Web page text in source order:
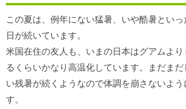
この夏は、例年にない猛暑、いや酷暑とい
日が続いています。
米国在住の友人も、いまの日本はグアムよ
るくらいかなり高温化しています。まだま
い残暑が続くようなので体調を崩さないよ
す。